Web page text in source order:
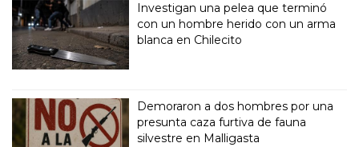
Investigan una pelea que terminó
con un hombre herido con un arma
blanca en Chilecito
Demoraron a dos hombres por una
presunta caza furtiva de fauna
silvestre en Malligasta